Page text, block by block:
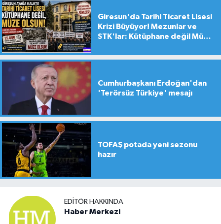
Giresun'da Tarihi Ticaret Lisesi
Krizi Büyüyor! Mezunlar ve
STK'lar: Kütüphane değil Müze
Cumhurbaşkanı Erdoğan'dan
'Terörsüz Türkiye' mesajı
TOFAŞ potada yeni sezonu
hazır
EDITÖR HAKKINDA
Haber Merkezi